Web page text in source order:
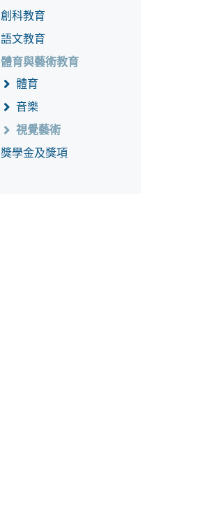
創科教育
語文教育
體育與藝術教育
體育
音樂
視覺藝術
獎學金及獎項